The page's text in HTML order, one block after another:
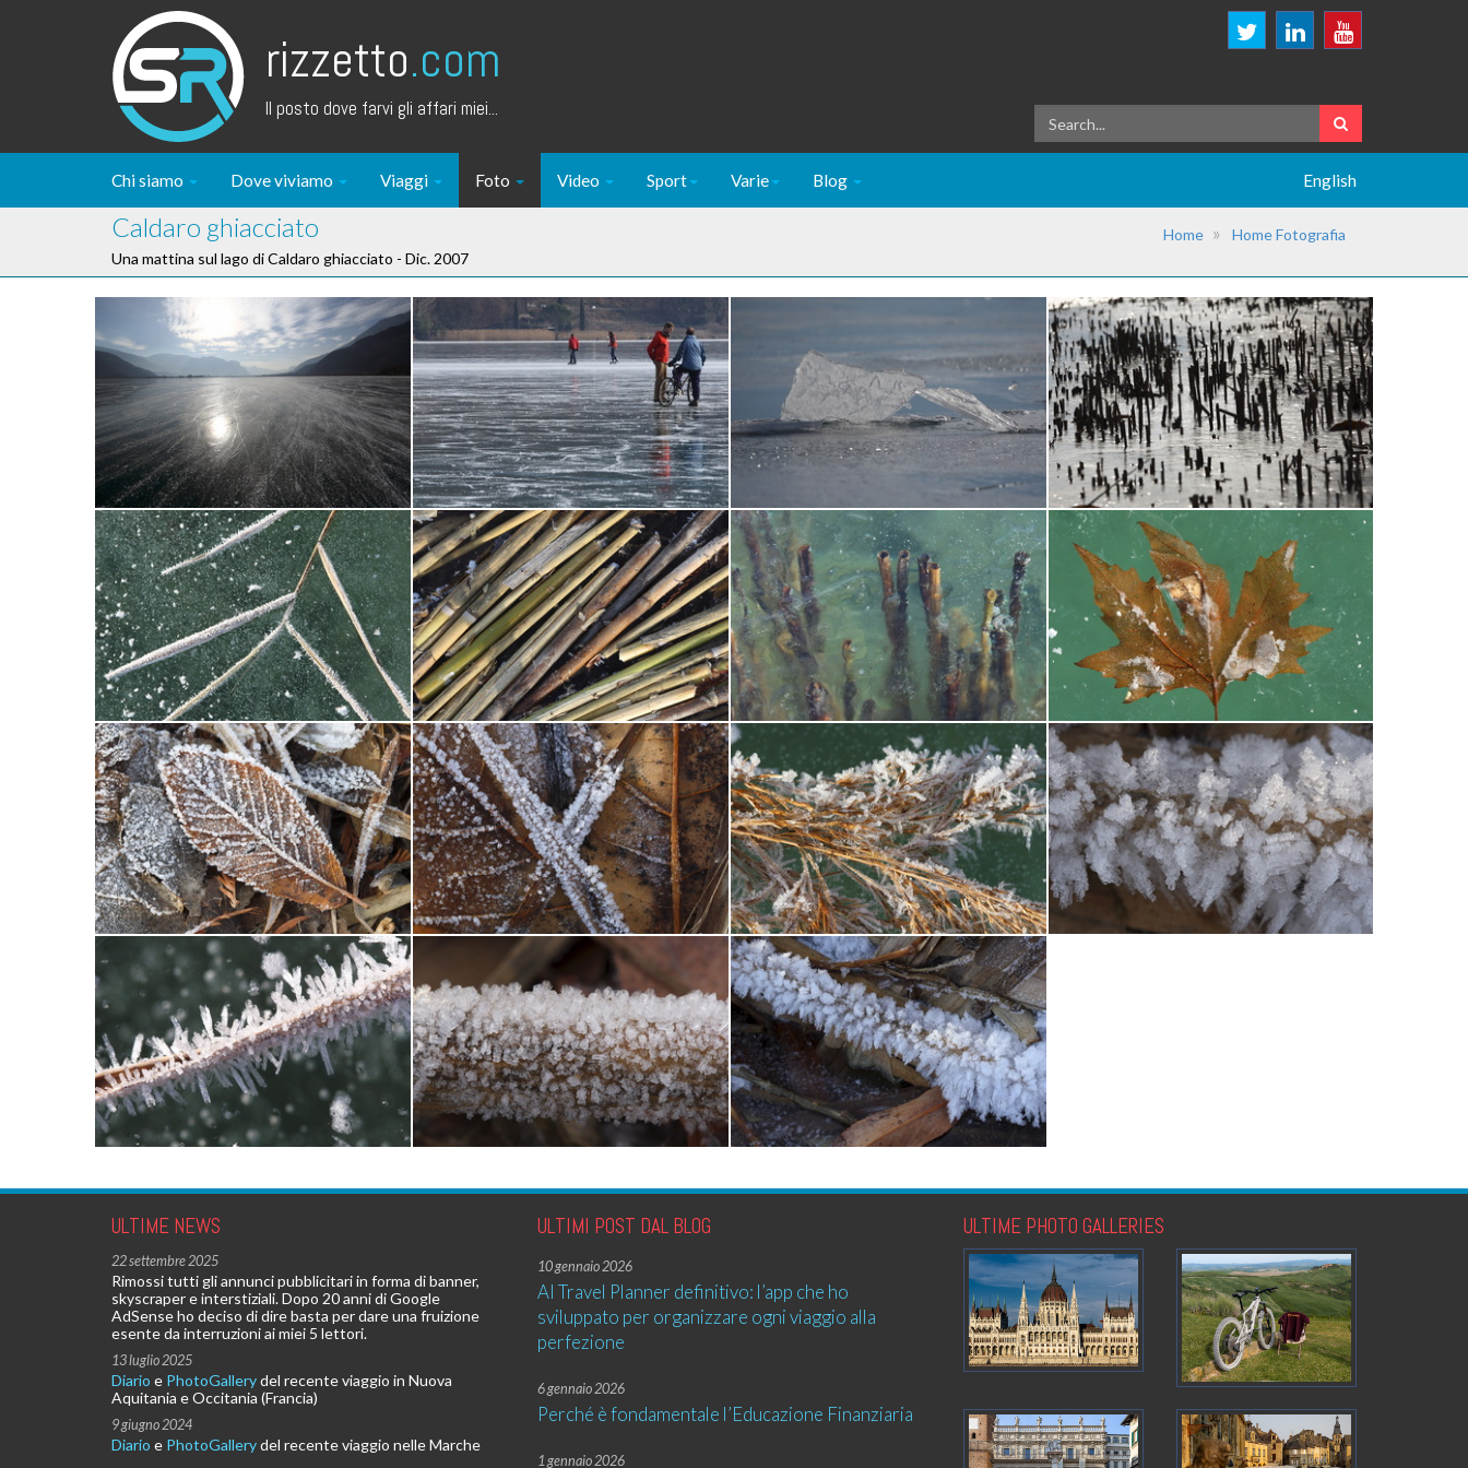
rizzetto.com
Il posto dove farvi gli affari miei...
Chi siamo Dove viviamo Viaggi Foto Video Sport Varie Blog English
Caldaro ghiacciato
Una mattina sul lago di Caldaro ghiacciato - Dic. 2007
Home Home Fotografia
ULTIME NEWS
22 settembre 2025
Rimossi tutti gli annunci pubblicitari in forma di banner,
skyscraper e interstiziali. Dopo 20 anni di Google
AdSense ho deciso di dire basta per dare una fruizione
esente da interruzioni ai miei 5 lettori.
13 luglio 2025
Diario e PhotoGallerydel recente viaggio in Nuova
Aquitania e Occitania (Francia)
9 giugno 2024
Diario e PhotoGallerydel recente viaggio nelle Marche
ULTIMI POST DAL BLOG
10 gennaio 2026
AI Travel Planner definitivo: l’app che ho
sviluppato per organizzare ogni viaggio alla
perfezione
6 gennaio 2026
Perché è fondamentale l’Educazione Finanziaria
1 gennaio 2026
ULTIME PHOTO GALLERIES